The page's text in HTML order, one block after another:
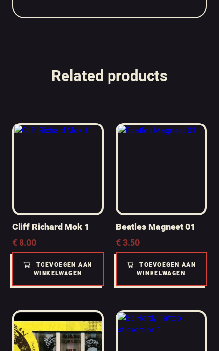
Related products
Cliff Richard Mok 1
€8.00
TOEVOEGEN AAN
WINKELWAGEN
Beatles Magneet 01
€3.50
TOEVOEGEN AAN
WINKELWAGEN